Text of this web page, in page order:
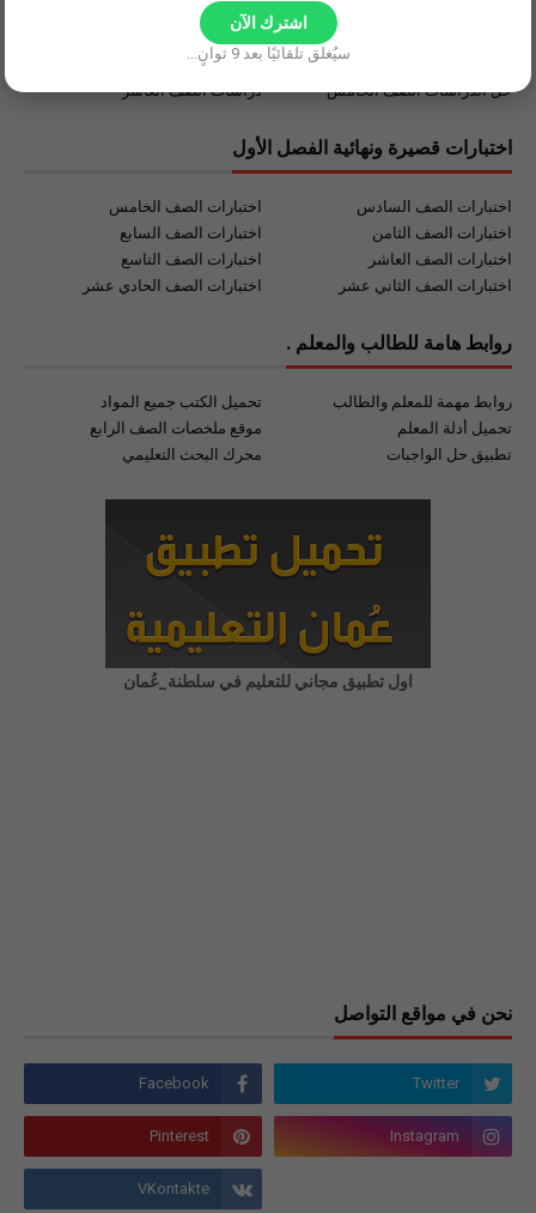
اشترك الآن
سيُغلق تلقائيًا بعد8 ثوانٍ...
حل ديني قيمي صف سابع
حل منهج لغتي الجميلة صف سابع
مقرر الحفظ التربية الإسلامية
حل ديني قيمي الصف الثامن
حلول اللغة العربية الصف الثامن
دراسات الصف العاشر
حل الدراسات الصف الخامس
اختبارات قصيرة ونهائية الفصل الأول
اختبارات الصف الخامس
اختبارات الصف السادس
اختبارات الصف السابع
اختبارات الصف الثامن
اختبارات الصف التاسع
اختبارات الصف العاشر
اختبارات الصف الحادي عشر
اختبارات الصف الثاني عشر
روابط هامة للطالب والمعلم .
تحميل الكتب جميع المواد
روابط مهمة للمعلم والطالب
موقع ملخصات الصف الرابع
تحميل أدلة المعلم
محرك البحث التعليمي
تطبيق حل الواجبات
اول تطبيق مجاني للتعليم في سلطنة_عُمان
نحن في مواقع التواصل